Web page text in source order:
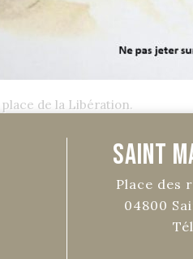
de la Libération.
Saint
Place des
04800